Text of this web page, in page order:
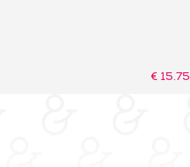
€ 15.75